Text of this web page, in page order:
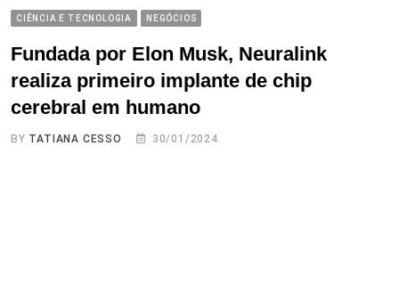
CIÊNCIA E TECNOLOGIA NEGÓCIOS
Fundada por Elon Musk, Neuralink
realiza primeiro implante de chip
cerebral em humano
BY TATIANA CESSO 30/01/2024